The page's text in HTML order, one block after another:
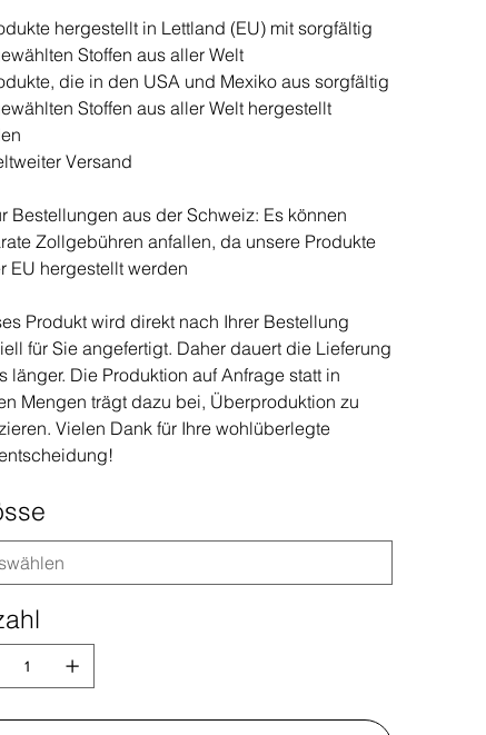
hergestellt in Lettland (EU) mit sorgfältig
Stoffen aus aller Welt
die in den USA und Mexiko aus sorgfältig
Stoffen aus aller Welt hergestellt
Versand
Bestellungen aus der Schweiz: Es können
Zollgebühren anfallen, da unsere Produkte
EU hergestellt werden
Produkt wird direkt nach Ihrer Bestellung
für Sie angefertigt. Daher dauert die Lieferung
länger. Die Produktion auf Anfrage statt in
Mengen trägt dazu bei, Überproduktion zu
Vielen Dank für Ihre wohlüberlegte